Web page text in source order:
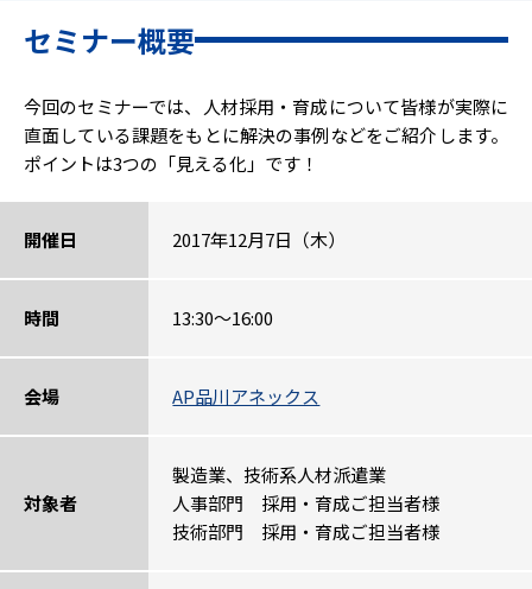
セミナー概要
今回のセミナーでは、人材採用・育成について皆様が実際に
直面している課題をもとに解決の事例などをご紹介します。
ポイントは3つの「見える化」です！
開催日 2017年12月7日（木）
時間 13:30～16:00
会場 AP品川アネックス
対象者
製造業、技術系人材派遣業
人事部門 採用・育成ご担当者様
技術部門 採用・育成ご担当者様